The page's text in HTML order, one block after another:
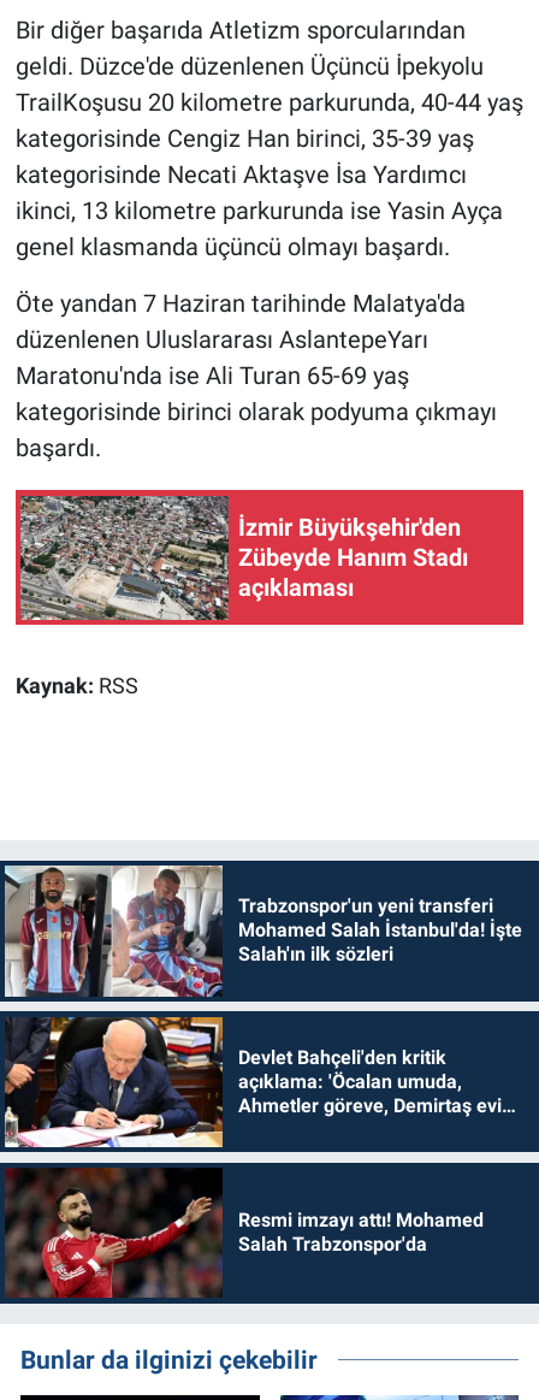
Bir diğer başarıda Atletizm sporcularından
geldi. Düzce'de düzenlenen Üçüncü İpekyolu
TrailKoşusu 20 kilometre parkurunda, 40-44 yaş
kategorisinde Cengiz Han birinci, 35-39 yaş
kategorisinde Necati Aktaşve İsa Yardımcı
ikinci, 13 kilometre parkurunda ise Yasin Ayça
genel klasmanda üçüncü olmayı başardı.
Öte yandan 7 Haziran tarihinde Malatya'da
düzenlenen Uluslararası AslantepeYarı
Maratonu'nda ise Ali Turan 65-69 yaş
kategorisinde birinci olarak podyuma çıkmayı
başardı.
İzmir Büyükşehir'den
Zübeyde Hanım Stadı
açıklaması
Kaynak: RSS
Trabzonspor'un yeni transferi
Mohamed Salah İstanbul'da! İşte
Salah'ın ilk sözleri
Devlet Bahçeli'den kritik
açıklama: 'Öcalan umuda,
Ahmetler göreve, Demirtaş evine
Resmi imzayı attı! Mohamed
Salah Trabzonspor'da
Bunlar da ilginizi çekebilir